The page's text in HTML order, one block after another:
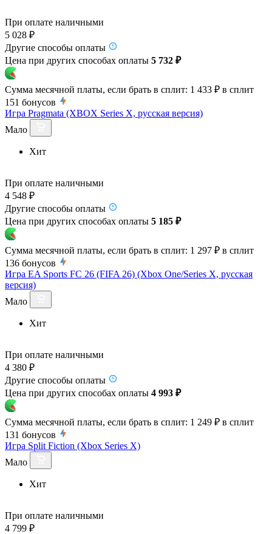
При оплате наличными
5 028 ₽
Другие способы оплаты
Цена при других способах оплаты 5 732 ₽
Сумма месячной платы, если брать в сплит: 1 433 ₽ в сплит
151 бонусов
Игра Pragmata (XBOX Series X, русская версия)
Мало
Хит
При оплате наличными
4 548 ₽
Другие способы оплаты
Цена при других способах оплаты 5 185 ₽
Сумма месячной платы, если брать в сплит: 1 297 ₽ в сплит
136 бонусов
Игра EA Sports FC 26 (FIFA 26) (Xbox One/Series X, русская
версия)
Мало
Хит
При оплате наличными
4 380 ₽
Другие способы оплаты
Цена при других способах оплаты 4 993 ₽
Сумма месячной платы, если брать в сплит: 1 249 ₽ в сплит
131 бонусов
Игра Split Fiction (Xbox Series X)
Мало
Хит
При оплате наличными
4 799 ₽